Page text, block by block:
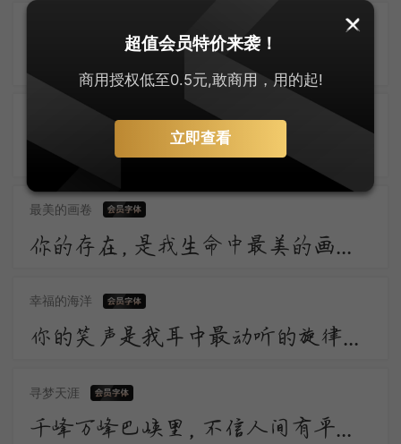
最美的画卷
你的存在，是我生命中最美的画卷，我愿用一生去欣赏。
幸福的海洋
你的笑声是我耳中最动听的旋律，让我陶醉在幸福的海洋。
寻梦天涯
千峰万峰巴峡里，不信人间有平地。渚宫回望水连天，却疑平地元无山。山川相迎复相送，转头变灭都如梦。
超值会员特价来袭！
商用授权低至0.5元,敢商用，用的起!
立即查看